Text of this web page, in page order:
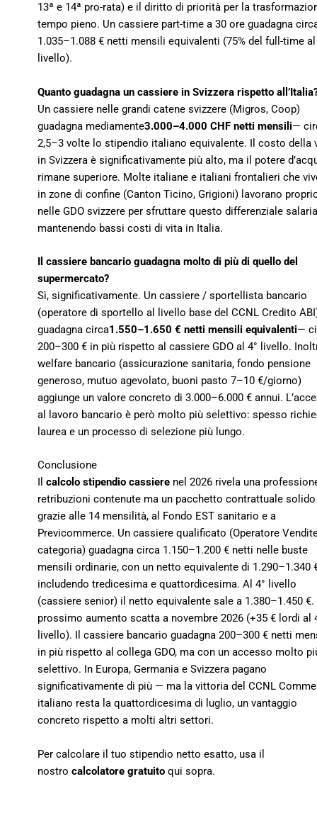
13ª e 14ª pro-rata) e il diritto di priorità per la
tempo pieno. Un cassiere part-time a 30 ore guadagna
1.035–1.088 € netti mensili equivalenti (75% del full-time al
livello).
Quanto guadagna un cassiere in Svizzera rispetto
Un cassiere nelle grandi catene svizzere (Migros, Coop)
guadagna mediamente3.000–4.000 CHF netti mensili—
2,5–3 volte lo stipendio italiano equivalente. Il costo della
in Svizzera è significativamente più alto, ma il potere
rimane superiore. Molte italiane e italiani frontalieri che
in zone di confine (Canton Ticino, Grigioni) lavorano
nelle GDO svizzere per sfruttare questo differenziale
mantenendo bassi costi di vita in Italia.
Il cassiere bancario guadagna molto di più di quello del
supermercato?
Sì, significativamente. Un cassiere / sportellista bancario
(operatore di sportello al livello base del CCNL Credito
guadagna circa1.550–1.650 € netti mensili equivalenti—
200–300 € in più rispetto al cassiere GDO al 4° livello.
welfare bancario (assicurazione sanitaria, fondo pensione
generoso, mutuo agevolato, buoni pasto 7–10 €/giorno)
aggiunge un valore concreto di 3.000–6.000 € annui.
al lavoro bancario è però molto più selettivo: spesso
laurea e un processo di selezione più lungo.
Conclusione
Il calcolo stipendio cassierenel 2026 rivela una
retribuzioni contenute ma un pacchetto contrattuale solido
grazie alle 14 mensilità, al Fondo EST sanitario e a
Previcommerce. Un cassiere qualificato (Operatore
categoria) guadagna circa 1.150–1.200 € netti nelle buste
mensili ordinarie, con un netto equivalente di 1.290–1.340
includendo tredicesima e quattordicesima. Al 4° livello
(cassiere senior) il netto equivalente sale a 1.380–1.450 €.
prossimo aumento scatta a novembre 2026 (+35 € lordi al
livello). Il cassiere bancario guadagna 200–300 € netti
in più rispetto al collega GDO, ma con un accesso molto
selettivo. In Europa, Germania e Svizzera pagano
significativamente di più — ma la vittoria del CCNL
italiano resta la quattordicesima di luglio, un vantaggio
concreto rispetto a molti altri settori.
Per calcolare il tuo stipendio netto esatto, usa il
nostro calcolatore gratuitoqui sopra.